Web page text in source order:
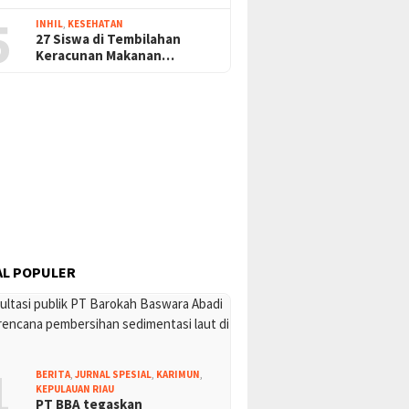
INHIL, KESEHATAN
27 Siswa di Tembilahan
Keracunan Makanan…
POPULER
BERITA,JURNAL SPESIAL, KARIMUN,
KEPULAUAN RIAU
PT BBA tegaskan